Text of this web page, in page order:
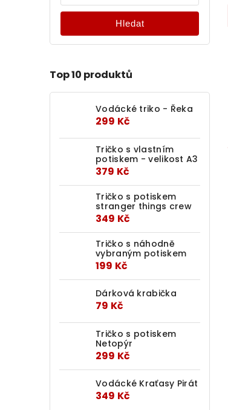
Hledat
Top 10 produktů
Vodácké triko - Řeka
299 Kč
Tričko s vlastním
potiskem - velikost A3
379 Kč
Tričko s potiskem
stranger things crew
349 Kč
Tričko s náhodně
vybraným potiskem
199 Kč
Dárková krabička
79 Kč
Tričko s potiskem
Netopýr
299 Kč
Vodácké Kraťasy Pirát
349 Kč